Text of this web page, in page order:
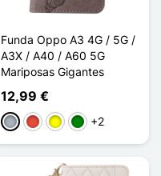
Funda Oppo A3 4G / 5G /
A3X / A40 / A60 5G
Mariposas Gigantes
12,99 €
Gris RojoAmarilloVerde
+2